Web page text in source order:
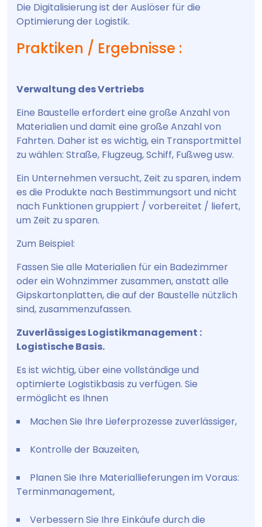
Die Digitalisierung ist der Auslöser für die
Optimierung der Logistik.
Praktiken / Ergebnisse :
Verwaltung des Vertriebs
Eine Baustelle erfordert eine große Anzahl von
Materialien und damit eine große Anzahl von
Fahrten. Daher ist es wichtig, ein Transportmittel
zu wählen: Straße, Flugzeug, Schiff, Fußweg usw.
Ein Unternehmen versucht, Zeit zu sparen, indem
es die Produkte nach Bestimmungsort und nicht
nach Funktionen gruppiert / vorbereitet / liefert,
um Zeit zu sparen.
Zum Beispiel:
Fassen Sie alle Materialien für ein Badezimmer
oder ein Wohnzimmer zusammen, anstatt alle
Gipskartonplatten, die auf der Baustelle nützlich
sind, zusammenzufassen.
Zuverlässiges Logistikmanagement :
Logistische Basis.
Es ist wichtig, über eine vollständige und
optimierte Logistikbasis zu verfügen. Sie
ermöglicht es Ihnen
Machen Sie Ihre Lieferprozesse zuverlässiger,
Kontrolle der Bauzeiten,
Planen Sie Ihre Materiallieferungen im Voraus:
Terminmanagement,
Verbessern Sie Ihre Einkäufe durch die